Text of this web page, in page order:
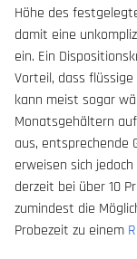
Höhe des
damit eine
ein. Ein
Vorteil, dass
kann meist sogar
Monatsgehältern
aus, entsprechende
erweisen sich
derzeit bei über 10
zumindest die
Probezeit zu einem